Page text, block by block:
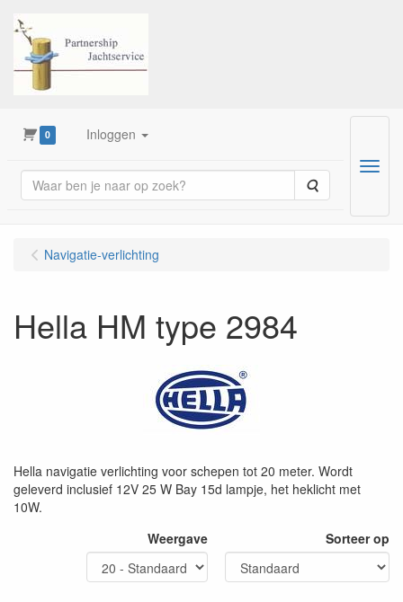
0 Inloggen
Zoeken
Menu
Navigatie-verlichting
Hella HM type 2984
Hella navigatie verlichting voor schepen tot 20 meter. Wordt
geleverd inclusief 12V 25 W Bay 15d lampje, het heklicht met
10W.
Weergave
Sorteer op